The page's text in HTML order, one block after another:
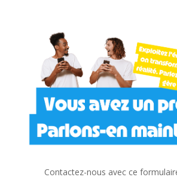
Contactez-nous avec ce